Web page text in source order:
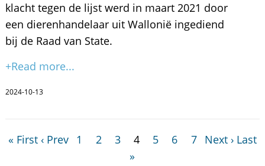
klacht tegen de lijst werd in maart 2021 door
een dierenhandelaar uit Wallonië ingediend
bij de Raad van State.
+Read more...
2024-10-13
« First ‹ Prev 1 2 3 4 5 6 7 Next › Last
»